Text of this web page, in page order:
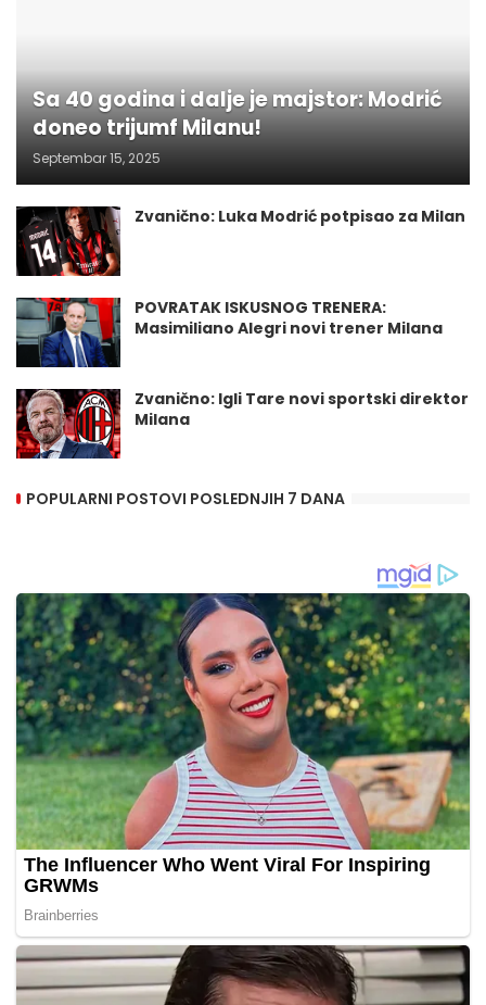
Sa 40 godina i dalje je majstor: Modrić
doneo trijumf Milanu!
Septembar 15, 2025
Zvanično: Luka Modrić potpisao za Milan
POVRATAK ISKUSNOG TRENERA:
Masimiliano Alegri novi trener Milana
Zvanično: Igli Tare novi sportski direktor
Milana
POPULARNI POSTOVI POSLEDNJIH 7 DANA